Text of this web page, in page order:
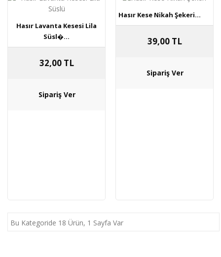
Hasır Lavanta Kesesi Lila
Süsl�...
32,00 TL
Hasır Kese Nikah Şekeri...
39,00 TL
Bu Kategoride 18 Ürün, 1 Sayfa Var